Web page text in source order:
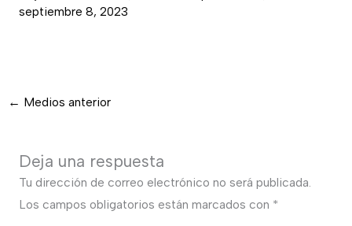
septiembre 8, 2023
← Medios anterior
Deja una respuesta
Tu dirección de correo electrónico no será publicada.
Los campos obligatorios están marcados con *